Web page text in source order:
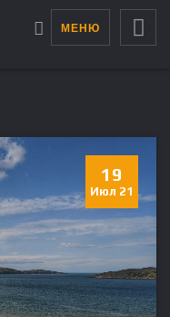
МЕНЮ
19
Июл 21